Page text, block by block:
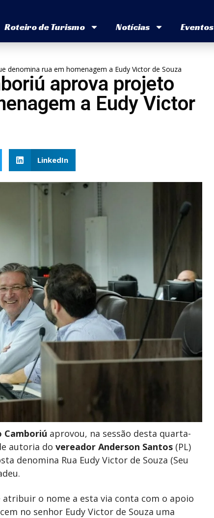
Roteiro de Turismo Notícias Eventos
denomina rua em homenagem a Eudy Victor de Souza
aprova projeto
a Eudy Victor
LinkedIn
Camboriú aprovou, na sessão desta quarta-
autoria do vereador Anderson Santos (PL)
denomina Rua Eudy Victor de Souza (Seu
o nome a esta via conta com o apoio
no senhor Eudy Victor de Souza uma